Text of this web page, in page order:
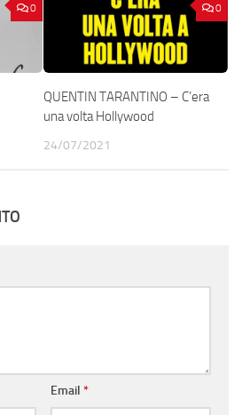
0 0
QUENTIN TARANTINO – C’era
una volta Hollywood
24/07/2021
Email *